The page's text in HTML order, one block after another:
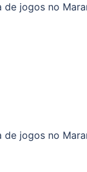
jogos no
jogos no